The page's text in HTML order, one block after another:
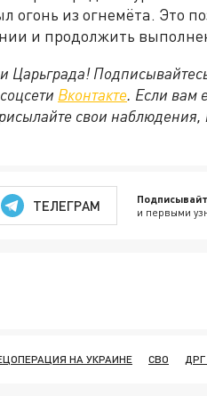
огонь из огнемёта. Это
и продолжить
Царьграда!
Вконтакте. Если вам
свои наблюдения,
ТЕЛЕГРАМ и первыми
НА УКРАИНЕ СВО ДРГ